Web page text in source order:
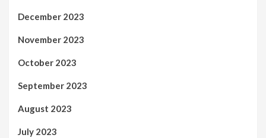
December 2023
November 2023
October 2023
September 2023
August 2023
July 2023